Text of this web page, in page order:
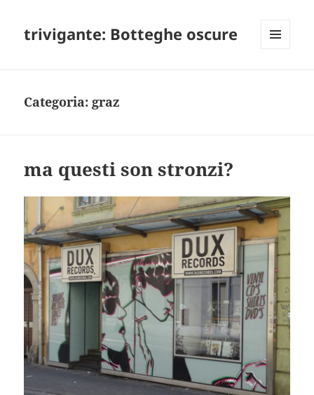
trivigante: Botteghe oscure
Categoria: graz
ma questi son stronzi?